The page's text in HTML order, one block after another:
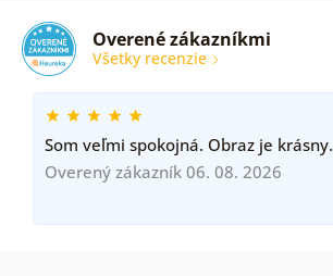
Overené zákazníkmi
Všetky recenzie
Som veľmi spokojná. Obraz je krásny.
Overený zákazník 06. 08. 2026